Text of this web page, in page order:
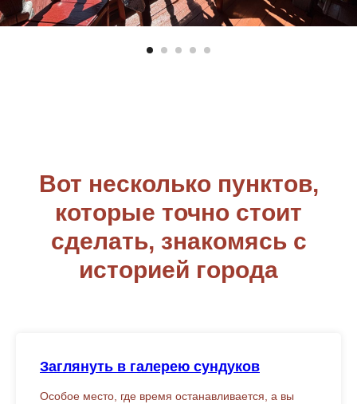
Вот несколько пунктов,
которые точно стоит
сделать, знакомясь с
историей города
Заглянуть в галерею сундуков
Особое место, где время останавливается, а вы